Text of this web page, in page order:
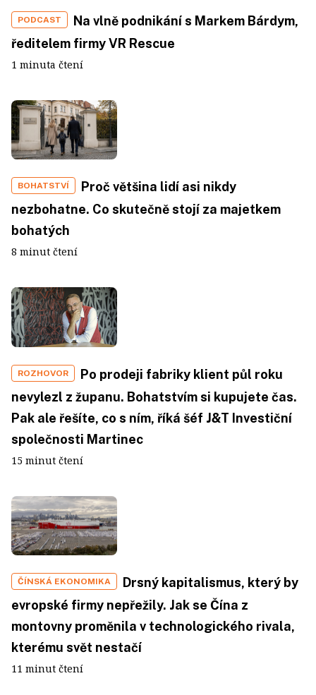
PODCAST
Na vlně podnikání s Markem Bárdym,
ředitelem firmy VR Rescue
1 minuta čtení
BOHATSTVÍ
Proč většina lidí asi nikdy
nezbohatne. Co skutečně stojí za majetkem
bohatých
8 minut čtení
ROZHOVOR
Po prodeji fabriky klient půl roku
nevylezl z županu. Bohatstvím si kupujete čas.
Pak ale řešíte, co s ním, říká šéf J&T Investiční
společnosti Martinec
15 minut čtení
ČÍNSKÁ EKONOMIKA
Drsný kapitalismus, který by
evropské firmy nepřežily. Jak se Čína z
montovny proměnila v technologického rivala,
kterému svět nestačí
11 minut čtení